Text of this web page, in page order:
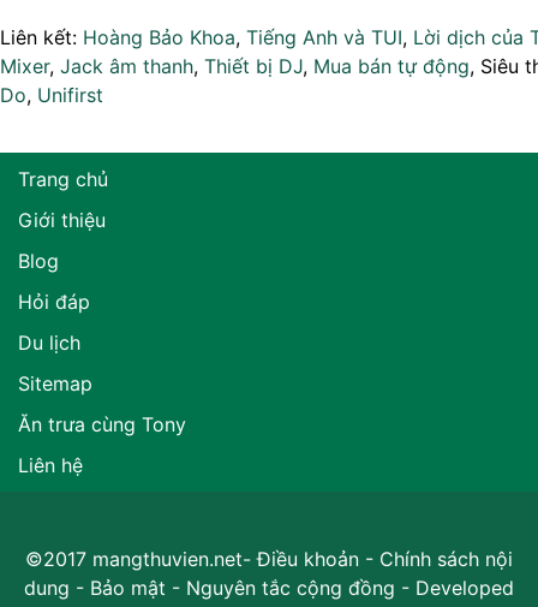
Liên kết: Hoàng Bảo Khoa, Tiếng Anh và TUI, Lời dịch của
Mixer, Jack âm thanh, Thiết bị DJ, Mua bán tự động, Siêu
Do, Unifirst
Trang chủ
Giới thiệu
Blog
Hỏi đáp
Du lịch
Sitemap
Ăn trưa cùng Tony
Liên hệ
©2017 mangthuvien.net-Điều khoản - Chính sách nội
dung - Bảo mật - Nguyên tắc cộng đồng - Developed